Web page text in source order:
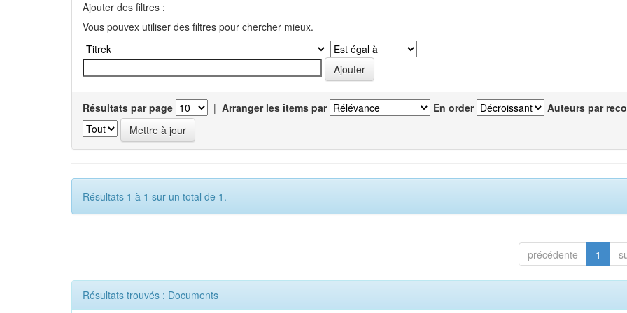
Ajouter des filtres :
Vous pouvex utiliser des filtres pour chercher mieux.
Résultats par page | Arranger les items par En order Auteurs par
Résultats 1 à 1 sur un total de 1.
précédente 1
Résultats trouvés : Documents